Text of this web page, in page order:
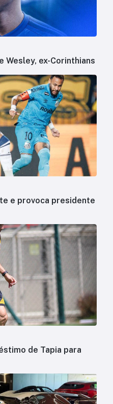
Wesley, ex-Corinthians
e provoca presidente
de Tapia para